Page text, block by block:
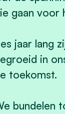
gaan voor
jaar lang
in
toekomst.
bundelen